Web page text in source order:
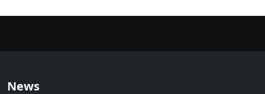
News